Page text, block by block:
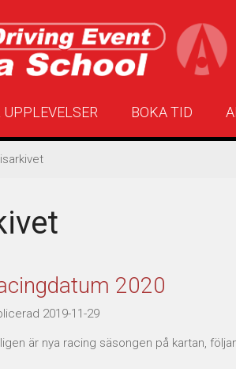
UPPLEVELSER BOKA TID
2020
2019-11-29
är nya racing säsongen på kartan,